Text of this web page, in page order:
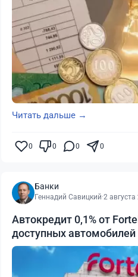
Читать дальше →
0 0 0 0
Банки
Геннадий Савицкий·2 августа
Автокредит 0,1% от
доступных автомобилей